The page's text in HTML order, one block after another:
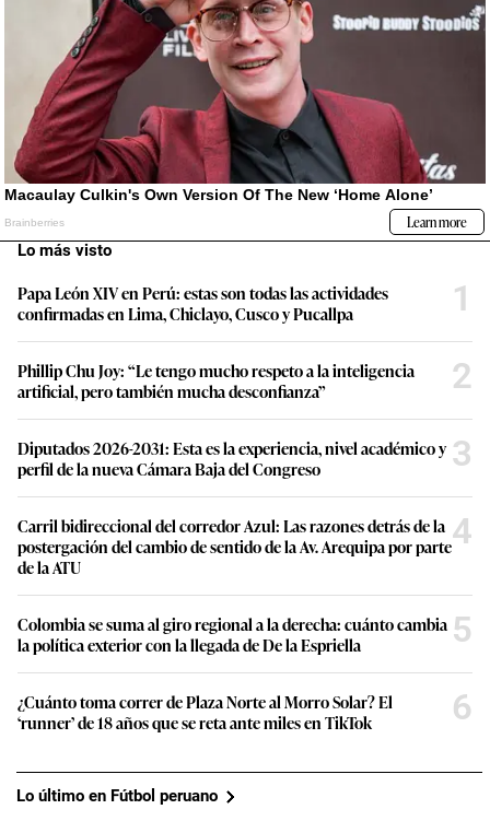
Lo más visto
Papa León XIV en Perú: estas son todas las actividades
confirmadas en Lima, Chiclayo, Cusco y Pucallpa
1
Phillip Chu Joy: “Le tengo mucho respeto a la inteligencia
artificial, pero también mucha desconfianza”
2
Diputados 2026-2031: Esta es la experiencia, nivel académico y
perfil de la nueva Cámara Baja del Congreso
3
Carril bidireccional del corredor Azul: Las razones detrás de la
postergación del cambio de sentido de la Av. Arequipa por parte
de la ATU
4
Colombia se suma al giro regional a la derecha: cuánto cambia
la política exterior con la llegada de De la Espriella
5
¿Cuánto toma correr de Plaza Norte al Morro Solar? El
‘runner’ de 18 años que se reta ante miles en TikTok
6
Lo último en Fútbol peruano